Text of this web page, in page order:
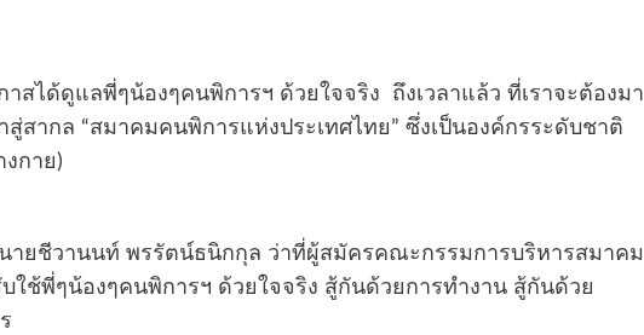
สได้ดูแลพี่ๆน้องๆคนพิการฯ ด้วยใจจริง ถึงเวลาแล้ว ที่เราจะต้องมา
สากล “สมาคมคนพิการแห่งประเทศไทย” ซึ่งเป็นองค์กรระดับชาติ
กาย)
ายชีวานนท์ พรรัตน์ธนิกกุล ว่าที่ผู้สมัครคณะกรรมการบริหารสมาคม
ใช้พี่ๆน้องๆคนพิการฯ ด้วยใจจริง สู้กันด้วยการทำงาน สู้กันด้วย